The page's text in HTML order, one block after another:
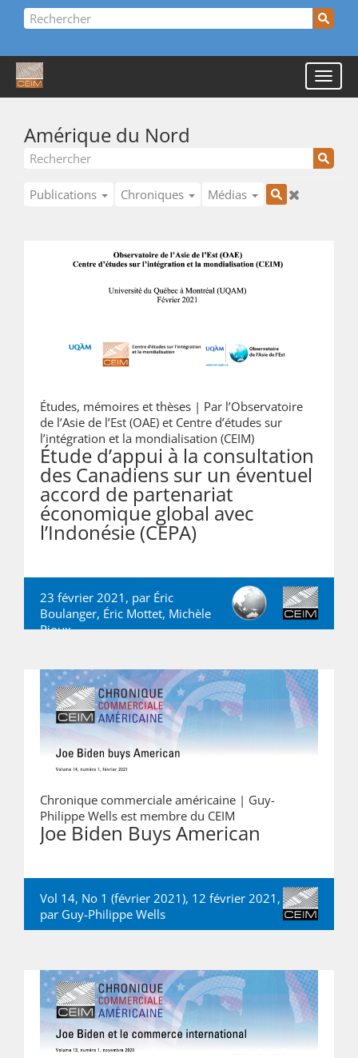
Amérique du Nord
Publications Chroniques Médias
Études, mémoires et thèses | Par l’Observatoire
de l’Asie de l’Est (OAE) et Centre d’études sur
l’intégration et la mondialisation (CEIM)
Étude d’appui à la consultation
des Canadiens sur un éventuel
accord de partenariat
économique global avec
l’Indonésie (CEPA)
23 février 2021, par Éric
Boulanger, Éric Mottet, Michèle
Rioux
Chronique commerciale américaine | Guy-
Philippe Wells est membre du CEIM
Joe Biden Buys American
Vol 14, No 1 (février 2021), 12 février 2021,
par Guy-Philippe Wells